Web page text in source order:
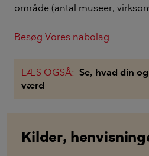
område (antal museer,
Besøg Vores nabolag
LÆS OGSÅ: Se, hvad din
værd
Kilder,